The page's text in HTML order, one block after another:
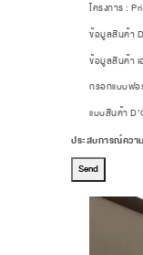
โครงการ :
ข้อมูลสินค้า
ข้อมูลสินค้า เอ
กรอกแบบฟอร์
แบบสินค้า
ประสบการณ์ควา
Send